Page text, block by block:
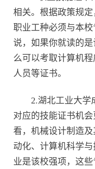
相关。根据政策规
职业工种必须与本
说，如果你就读的
么可以考取计算机
人员等证书。
2.湖北工业大学
对应的技能证书机
看，机械设计制造
动化、计算机科学
业是该校强项，这